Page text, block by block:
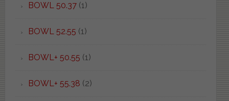
BOWL 50.37(1)
BOWL 52.55 (1)
BOWL+ 50.55 (1)
BOWL+ 55.38 (2)